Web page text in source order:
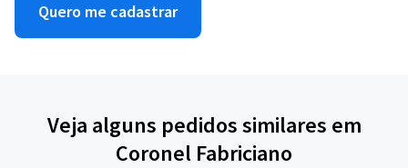
Quero me cadastrar
Veja alguns pedidos similares em
Coronel Fabriciano